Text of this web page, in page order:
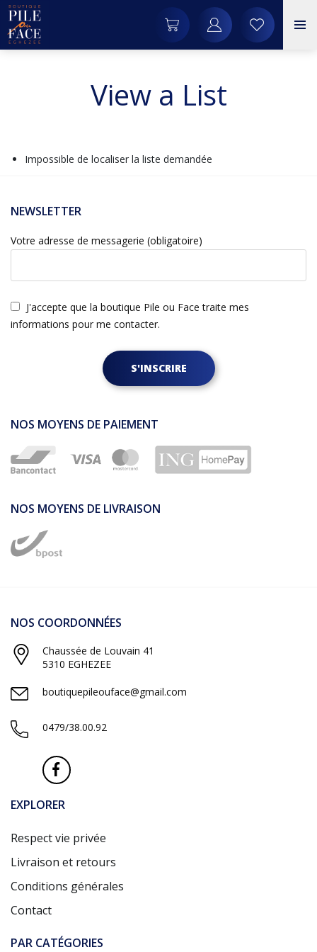
View a List
Impossible de localiser la liste demandée
NEWSLETTER
Votre adresse de messagerie (obligatoire)
J'accepte que la boutique Pile ou Face traite mes
informations pour me contacter.
S'INSCRIRE
NOS MOYENS DE PAIEMENT
NOS MOYENS DE LIVRAISON
NOS COORDONNÉES
Chaussée de Louvain 41
5310 EGHEZEE
boutiquepileouface@gmail.com
0479/38.00.92
EXPLORER
Respect vie privée
Livraison et retours
Conditions générales
Contact
PAR CATÉGORIES